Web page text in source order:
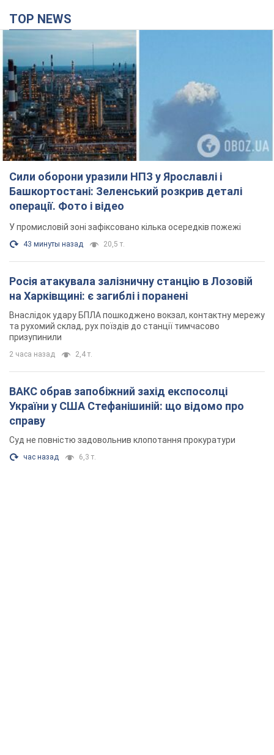
TOP NEWS
Сили оборони уразили НПЗ у Ярославлі і
Башкортостані: Зеленський розкрив деталі
операції. Фото і відео
У промисловій зоні зафіксовано кілька осередків пожежі
43 минуты назад 20,5 т.
Росія атакувала залізничну станцію в Лозовій
на Харківщині: є загиблі і поранені
Внаслідок удару БПЛА пошкоджено вокзал, контактну мережу
та рухомий склад, рух поїздів до станції тимчасово
призупинили
2 часа назад 2,4 т.
ВАКС обрав запобіжний захід експосолці
України у США Стефанішиній: що відомо про
справу
Суд не повністю задовольнив клопотання прокуратури
час назад 6,3 т.